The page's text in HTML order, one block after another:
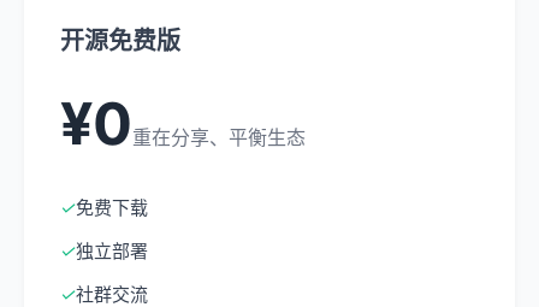
开源免费版
¥0重在分享、平衡生态
✓免费下载
✓独立部署
✓社群交流